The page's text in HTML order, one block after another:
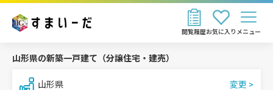
お気に入り
閲覧履歴 メニュー
山形県の新築一戸建て（分譲住宅・建売）
山形県